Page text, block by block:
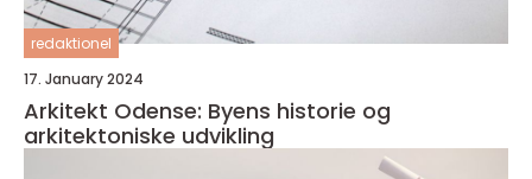
redaktionel
17. January 2024
Arkitekt Odense: Byens historie og
arkitektoniske udvikling